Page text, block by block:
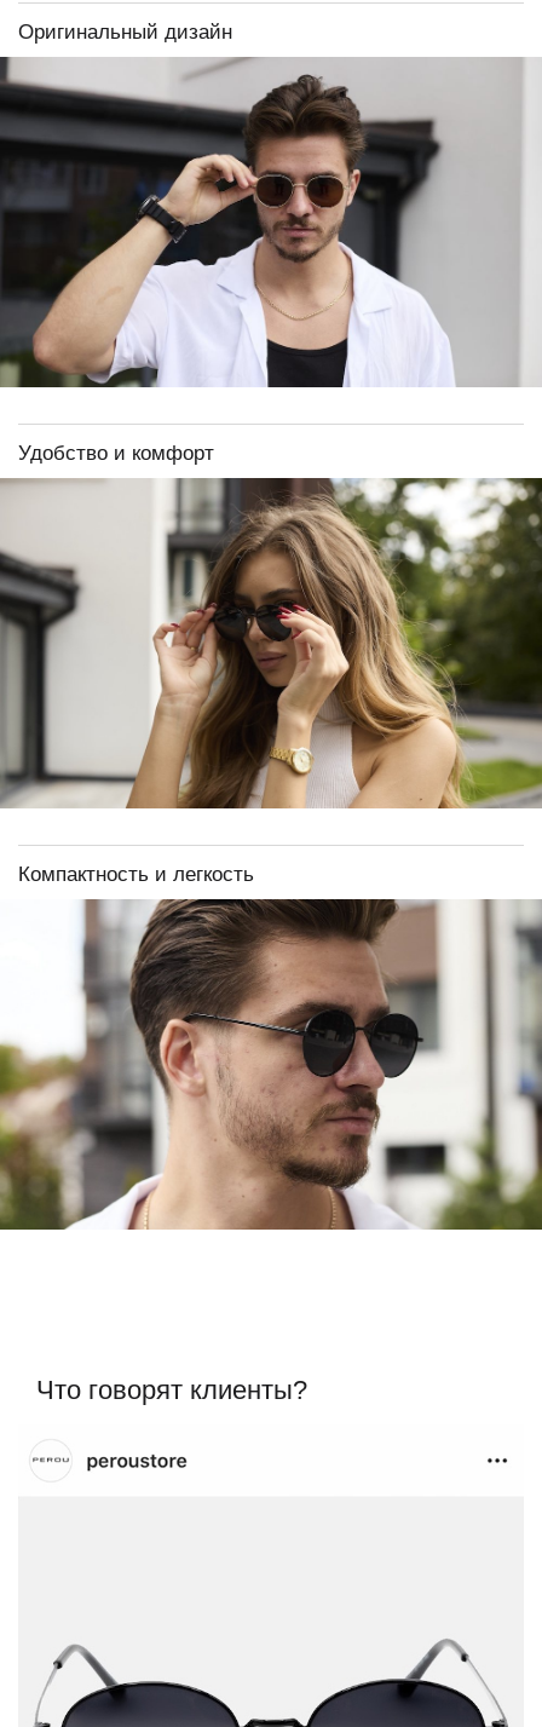
Оригинальный дизайн
Удобство и комфорт
Компактность и легкость
Что говорят клиенты?